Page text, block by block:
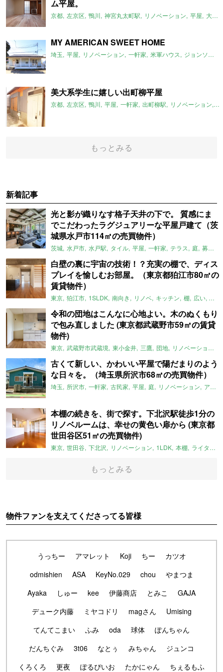
ム平屋。
京都 左京区 鴨川 神宮丸太町駅 リノベーション 平屋 大文字山
MY AMERICAN SWEET HOME
埼玉 平屋 リノベーション 一軒家 米軍ハウス ジョンソンタウン
美大系学生に嬉しい出町柳平屋
京都 左京区 鴨川 平屋 一軒家 出町柳駅 リノベーション
もっとみる
新着記事
光と影が織りなす格子天井の下で。 質感にま
でこだわったラグジュアリーな平屋戸建て（茨
城県水戸市114㎡の売買物件）
茨城 水戸市 水戸駅 タイル 平屋 一軒家 テラス 庭 募集中
白壁の裏に宇宙の技術！？充実の棚で、ディス
プレイを愉しむお部屋。（東京都狛江市80㎡の
賃貸物件）
東京 狛江市 1SLDK 南向き リノベ キッチン 棚 広い ガイ
令和の団地はこんなに心地よい。木のぬくもり
で包み直しました (東京都武蔵野市59㎡の賃貸
物件)
東京 武蔵野市武蔵境 東小金井 三鷹 団地 リノベーション
古くて新しい、かわいい平屋で陽だまりのよう
な日々を。（埼玉県所沢市68㎡の売買物件）
埼玉 所沢市 一軒家 古民家 平屋 庭 リノベーション アメリカンハウス
本棚の続きを、街で探す。下北沢駅徒歩1分の
リノベルームは、幸せの黄色い扉から (東京都
世田谷区51㎡の売買物件)
東京 世田谷 下北沢 リノベーション 1LDK 本棚 ライター：ほしりょうこ
もっとみる
物件ファンを支えてくださってる皆様
うっちー アマレット Koji ちー
カツオ
odmishien
ASA KeyNo.029 chou
やまつま
Ayaka
しゅー kee 伊藤商店 とみこ
GAJA
デューク内藤
ミヤコドリ magさん
Umising
てんてこまい
ふみ oda 球体
ぽんちゃん
だんちぐみ
3t06 なとぅ みちゃん
ジュンコ
くろくろ
更夜 ぽるぴいお たかにゃん
ちぇるもふ